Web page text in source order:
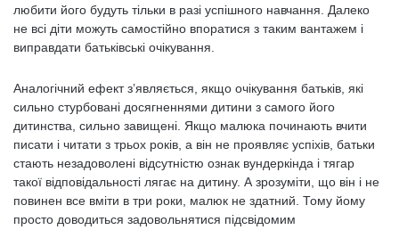
любити його будуть тільки в разі успішного навчання. Далеко
не всі діти можуть самостійно впоратися з таким вантажем і
виправдати батьківські очікування.
Аналогічний ефект з’являється, якщо очікування батьків, які
сильно стурбовані досягненнями дитини з самого його
дитинства, сильно завищені. Якщо малюка починають вчити
писати і читати з трьох років, а він не проявляє успіхів, батьки
стають незадоволені відсутністю ознак вундеркінда і тягар
такої відповідальності лягає на дитину. А зрозуміти, що він і не
повинен все вміти в три роки, малюк не здатний. Тому йому
просто доводиться задовольнятися підсвідомим